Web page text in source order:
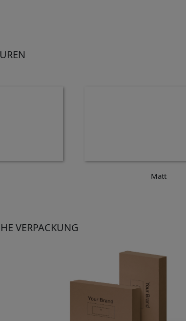
Matt
VERPACKUNG